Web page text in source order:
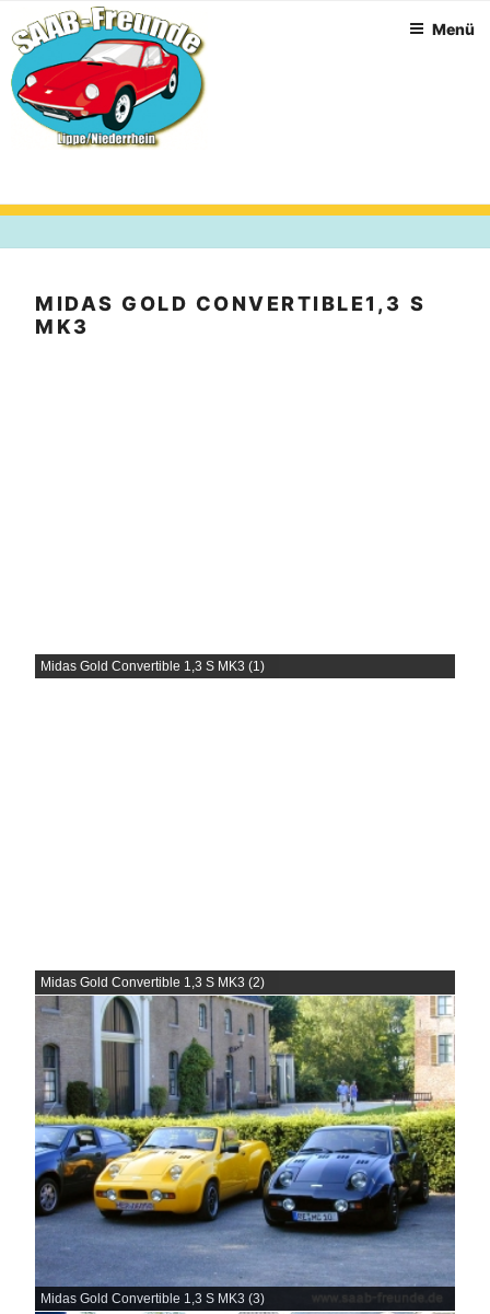
Inhalt
springen
Menü
MIDAS GOLD CONVERTIBLE1,3 S
MK3
Midas Gold Convertible 1,3 S MK3 (1)
Midas Gold Convertible 1,3 S MK3 (2)
Midas Gold Convertible 1,3 S MK3 (3)